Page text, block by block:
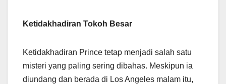
Ketidakhadiran Tokoh Besar
Ketidakhadiran Prince tetap menjadi salah satu
misteri yang paling sering dibahas. Meskipun ia
diundang dan berada di Los Angeles malam itu,